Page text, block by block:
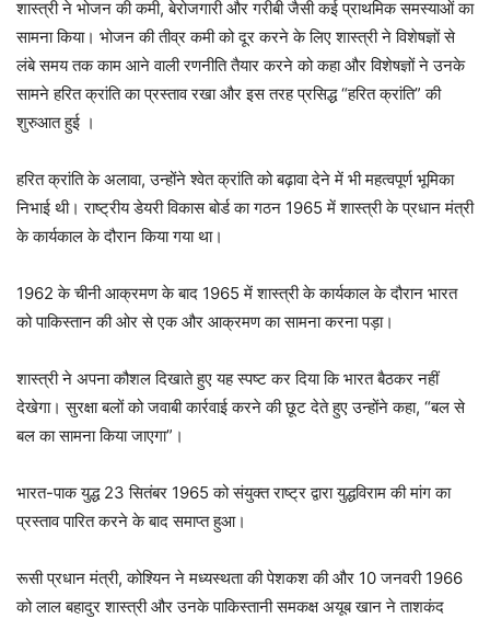
शास्त्री ने भोजन की कमी, बेरोजगारी और गरीबी जैसी कई प्राथमिक समस्याओं का
सामना किया। भोजन की तीव्र कमी को दूर करने के लिए शास्त्री ने विशेषज्ञों से
लंबे समय तक काम आने वाली रणनीति तैयार करने को कहा और विशेषज्ञों ने उनके
सामने हरित क्रांति का प्रस्ताव रखा और इस तरह प्रसिद्ध “हरित क्रांति” की
शुरुआत हुई ।
हरित क्रांति के अलावा, उन्होंने श्वेत क्रांति को बढ़ावा देने में भी महत्वपूर्ण भूमिका
निभाई थी। राष्ट्रीय डेयरी विकास बोर्ड का गठन 1965 में शास्त्री के प्रधान मंत्री
के कार्यकाल के दौरान किया गया था।
1962 के चीनी आक्रमण के बाद 1965 में शास्त्री के कार्यकाल के दौरान भारत
को पाकिस्तान की ओर से एक और आक्रमण का सामना करना पड़ा।
शास्त्री ने अपना कौशल दिखाते हुए यह स्पष्ट कर दिया कि भारत बैठकर नहीं
देखेगा। सुरक्षा बलों को जवाबी कार्रवाई करने की छूट देते हुए उन्होंने कहा, “बल से
बल का सामना किया जाएगा”।
भारत-पाक युद्ध 23 सितंबर 1965 को संयुक्त राष्ट्र द्वारा युद्धविराम की मांग का
प्रस्ताव पारित करने के बाद समाप्त हुआ।
रूसी प्रधान मंत्री, कोश्यिन ने मध्यस्थता की पेशकश की और 10 जनवरी 1966
को लाल बहादुर शास्त्री और उनके पाकिस्तानी समकक्ष अयूब खान ने ताशकंद